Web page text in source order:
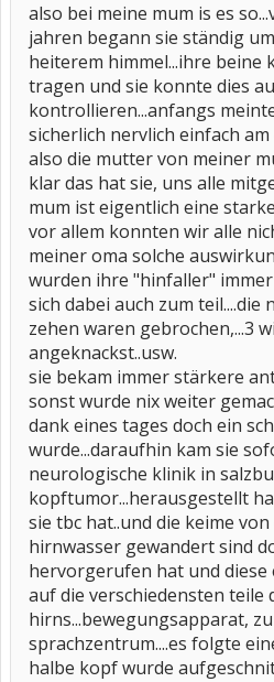
also bei meine mum is es
jahren begann sie ständig
heiterem himmel...ihre beine
tragen und sie konnte dies
kontrollieren...anfangs
sicherlich nervlich einfach
also die mutter von meiner
klar das hat sie, uns alle
mum ist eigentlich eine
vor allem konnten wir alle
meiner oma solche
wurden ihre "hinfaller"
sich dabei auch zum teil....die
zehen waren gebrochen,...3
angeknackst..usw.
sie bekam immer stärkere
sonst wurde nix weiter
dank eines tages doch ein
wurde...daraufhin kam sie
neurologische klinik in
kopftumor...herausgestellt
sie tbc hat..und die keime
hirnwasser gewandert sind
hervorgerufen hat und
auf die verschiedensten teile
hirns...bewegungsapparat,
sprachzentrum....es folgte
halbe kopf wurde